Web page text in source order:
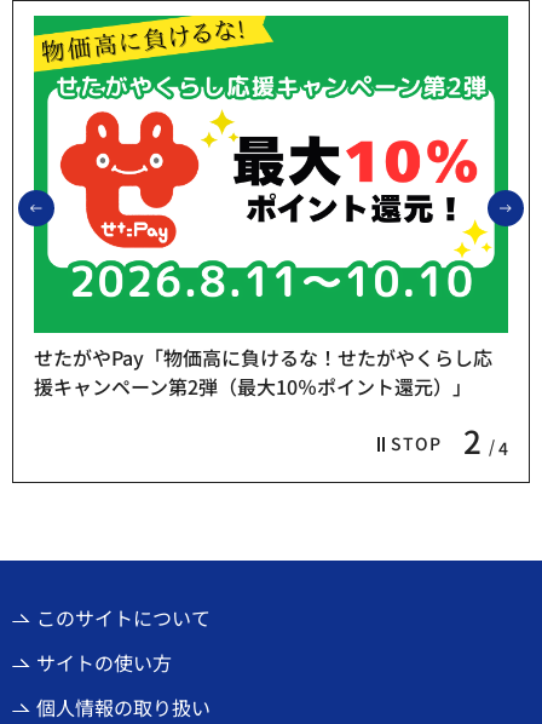
前のスライドを表示
STOP 2 4
せたがやPay「物価高に負けるな！せたがやくらし応
援キャンペーン第2弾（最大10％ポイント還元）」
このサイトについて
サイトの使い方
個人情報の取り扱い